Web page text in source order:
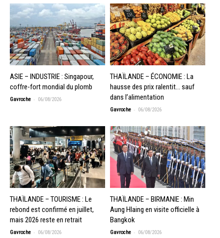
ASIE – INDUSTRIE : Singapour,
coffre-fort mondial du plomb
Gavroche - 06/08/2026
THAÏLANDE – ÉCONOMIE : La
hausse des prix ralentit… sauf
dans l’alimentation
Gavroche - 06/08/2026
THAÏLANDE – TOURISME : Le
rebond est confirmé en juillet,
mais 2026 reste en retrait
Gavroche - 06/08/2026
THAÏLANDE – BIRMANIE : Min
Aung Hlaing en visite officielle à
Bangkok
Gavroche - 06/08/2026